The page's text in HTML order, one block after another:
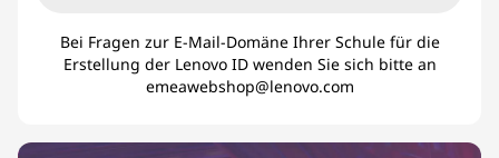
Bei Fragen zur E-Mail-Domäne Ihrer Schule für die
Erstellung der Lenovo ID wenden Sie sich bitte an
emeawebshop@lenovo.com